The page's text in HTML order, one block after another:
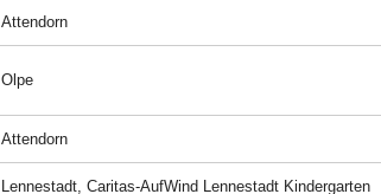
Attendorn
Olpe
Attendorn
Lennestadt, Caritas-AufWind Lennestadt Kindergarten